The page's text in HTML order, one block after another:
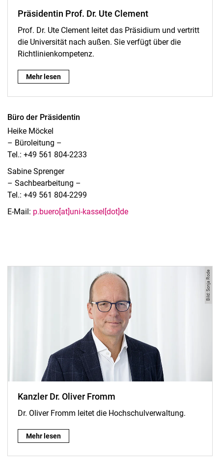
Präsidentin Prof. Dr. Ute Clement
Prof. Dr. Ute Clement leitet das Präsidium und vertritt
die Universität nach außen. Sie verfügt über die
Richtlinienkompetenz.
Präsidentin Prof. Dr. Ute Clement:
Mehr lesen
Büro der Präsidentin
Heike Möckel
– Büroleitung –
Tel.: +49 561 804-2233
Sabine Sprenger
– Sachbearbeitung –
Tel.: +49 561 804-2299
E-Mail: p.buero[at]uni-kassel[dot]de
Bild: Sonja Rode
Kanzler Dr. Oliver Fromm
Dr. Oliver Fromm leitet die Hochschulverwaltung.
Kanzler Dr. Oliver Fromm :
Mehr lesen